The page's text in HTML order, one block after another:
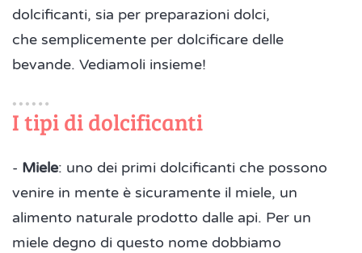
dolcificanti, sia per preparazioni dolci,
che semplicemente per dolcificare delle
bevande. Vediamoli insieme!
I tipi di dolcificanti
- Miele: uno dei primi dolcificanti che possono
venire in mente è sicuramente il miele, un
alimento naturale prodotto dalle api. Per un
miele degno di questo nome dobbiamo